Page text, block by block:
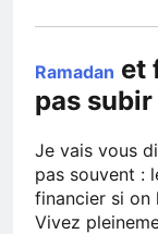
Ramadan et
pas
Je vais vous
pas souvent :
financier si on
Vivez